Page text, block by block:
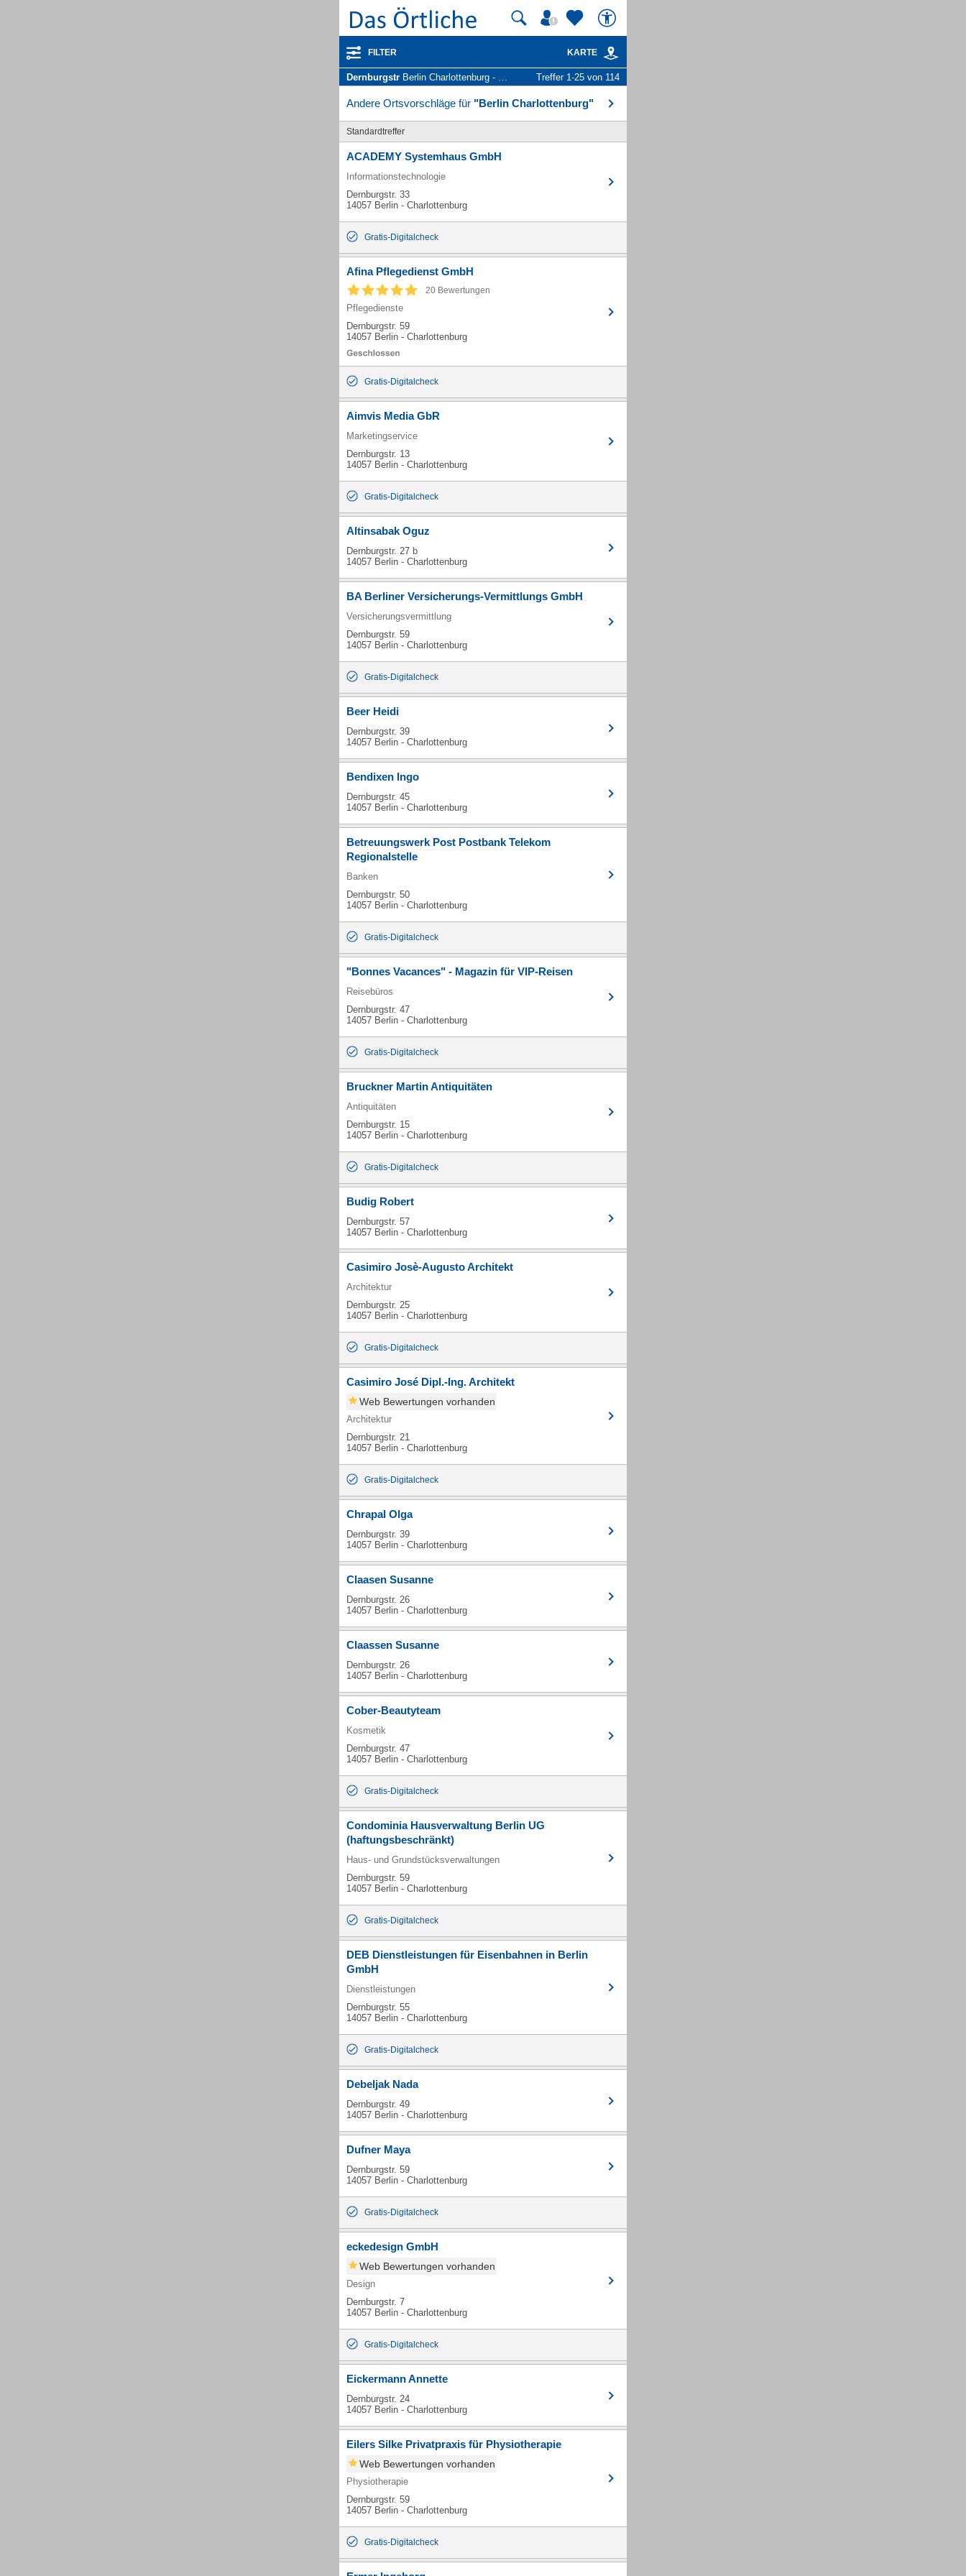
FILTER KARTE
Dernburgstr Berlin Charlottenburg - Unternehmen und Personen Treffer 1-25 von 114
Andere Ortsvorschläge für "Berlin Charlottenburg"
Standardtreffer
ACADEMY Systemhaus GmbH
Informationstechnologie
Dernburgstr. 33
14057 Berlin - Charlottenburg
Gratis-Digitalcheck
Afina Pflegedienst GmbH
20 Bewertungen
Pflegedienste
Dernburgstr. 59
14057 Berlin - Charlottenburg
Gratis-Digitalcheck
Aimvis Media GbR
Marketingservice
Dernburgstr. 13
14057 Berlin - Charlottenburg
Gratis-Digitalcheck
Altinsabak Oguz
Dernburgstr. 27 b
14057 Berlin - Charlottenburg
BA Berliner Versicherungs-Vermittlungs GmbH
Versicherungsvermittlung
Dernburgstr. 59
14057 Berlin - Charlottenburg
Gratis-Digitalcheck
Beer Heidi
Dernburgstr. 39
14057 Berlin - Charlottenburg
Bendixen Ingo
Dernburgstr. 45
14057 Berlin - Charlottenburg
Betreuungswerk Post Postbank Telekom
Regionalstelle
Banken
Dernburgstr. 50
14057 Berlin - Charlottenburg
Gratis-Digitalcheck
"Bonnes Vacances" - Magazin für VIP-Reisen
Reisebüros
Dernburgstr. 47
14057 Berlin - Charlottenburg
Gratis-Digitalcheck
Bruckner Martin Antiquitäten
Antiquitäten
Dernburgstr. 15
14057 Berlin - Charlottenburg
Gratis-Digitalcheck
Budig Robert
Dernburgstr. 57
14057 Berlin - Charlottenburg
Casimiro Josè-Augusto Architekt
Architektur
Dernburgstr. 25
14057 Berlin - Charlottenburg
Gratis-Digitalcheck
Casimiro José Dipl.-Ing. Architekt
Web Bewertungen vorhanden
Architektur
Dernburgstr. 21
14057 Berlin - Charlottenburg
Gratis-Digitalcheck
Chrapal Olga
Dernburgstr. 39
14057 Berlin - Charlottenburg
Claasen Susanne
Dernburgstr. 26
14057 Berlin - Charlottenburg
Claassen Susanne
Dernburgstr. 26
14057 Berlin - Charlottenburg
Cober-Beautyteam
Kosmetik
Dernburgstr. 47
14057 Berlin - Charlottenburg
Gratis-Digitalcheck
Condominia Hausverwaltung Berlin UG
(haftungsbeschränkt)
Haus- und Grundstücksverwaltungen
Dernburgstr. 59
14057 Berlin - Charlottenburg
Gratis-Digitalcheck
DEB Dienstleistungen für Eisenbahnen in Berlin
GmbH
Dienstleistungen
Dernburgstr. 55
14057 Berlin - Charlottenburg
Gratis-Digitalcheck
Debeljak Nada
Dernburgstr. 49
14057 Berlin - Charlottenburg
Dufner Maya
Dernburgstr. 59
14057 Berlin - Charlottenburg
Gratis-Digitalcheck
eckedesign GmbH
Web Bewertungen vorhanden
Design
Dernburgstr. 7
14057 Berlin - Charlottenburg
Gratis-Digitalcheck
Eickermann Annette
Dernburgstr. 24
14057 Berlin - Charlottenburg
Eilers Silke Privatpraxis für Physiotherapie
Web Bewertungen vorhanden
Physiotherapie
Dernburgstr. 59
14057 Berlin - Charlottenburg
Gratis-Digitalcheck